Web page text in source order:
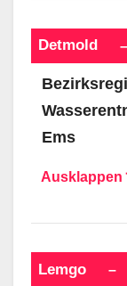
Detmold –
Ems
Lemgo –